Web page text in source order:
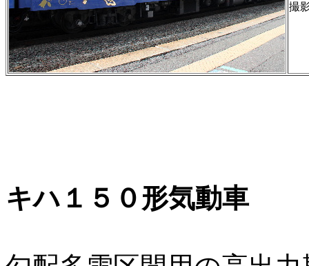
撮
キハ１５０形気動車